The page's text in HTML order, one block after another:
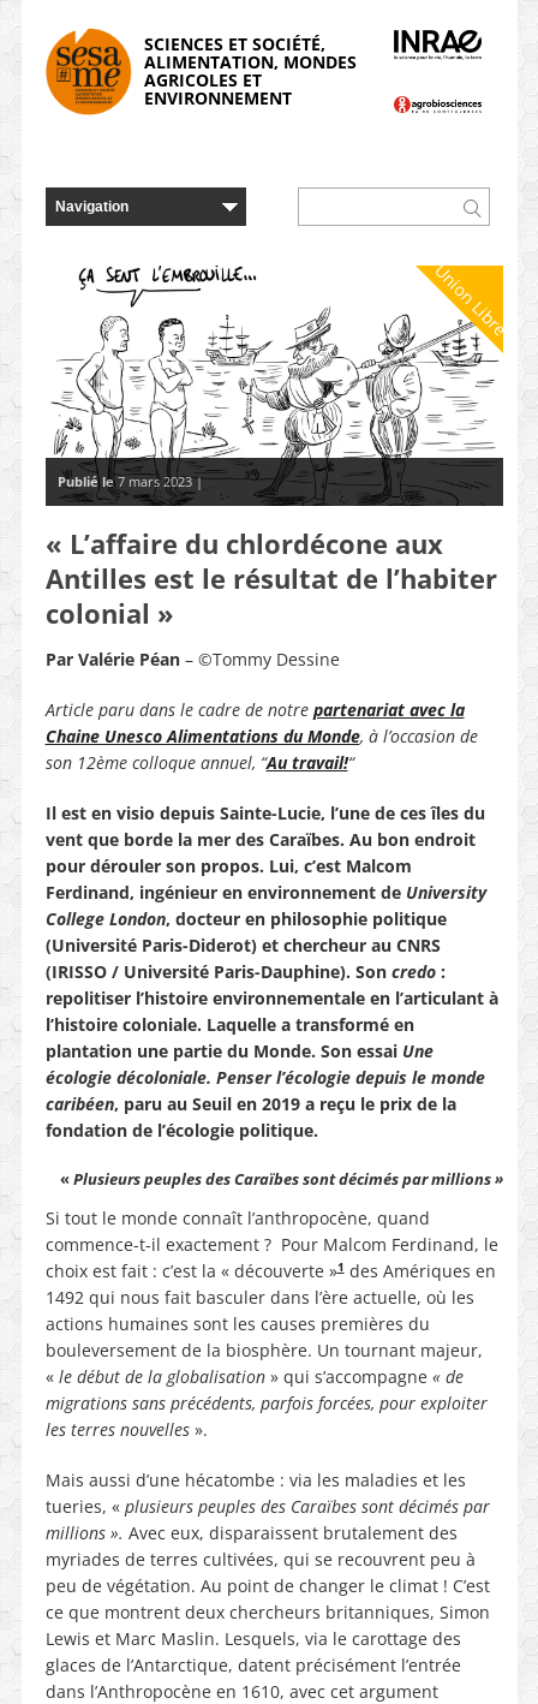
SCIENCES ET SOCIÉTÉ,
ALIMENTATION, MONDES
AGRICOLES ET
ENVIRONNEMENT
Union Libre
Publié le7 mars 2023 |
« L’affaire du chlordécone aux
Antilles est le résultat de l’habiter
colonial »
Par Valérie Péan– ©Tommy Dessine
Article paru dans le cadre de notre partenariat avec la
Chaine Unesco Alimentations du Monde, à l’occasion de
son 12ème colloque annuel, “Au travail!“
Il est en visio depuis Sainte-Lucie, l’une de ces îles du
vent que borde la mer des Caraïbes. Au bon endroit
pour dérouler son propos. Lui, c’est Malcom
Ferdinand, ingénieur en environnement de University
College London, docteur en philosophie politique
(Université Paris-Diderot) et chercheur au CNRS
(IRISSO / Université Paris-Dauphine). Son credo:
repolitiser l’histoire environnementale en l’articulant à
l’histoire coloniale. Laquelle a transformé en
plantation une partie du Monde. Son essai Une
écologie décoloniale. Penser l’écologie depuis le monde
caribéen, paru au Seuil en 2019 a reçu le prix de la
fondation de l’écologie politique.
«Plusieurs peuples des Caraïbes sont décimés par millions »
Si tout le monde connaît l’anthropocène, quand
commence-t-il exactement ? Pour Malcom Ferdinand, le
choix est fait : c’est la « découverte »1des Amériques en
1492 qui nous fait basculer dans l’ère actuelle, où les
actions humaines sont les causes premières du
bouleversement de la biosphère. Un tournant majeur,
« le début de la globalisation » qui s’accompagne« de
migrations sans précédents, parfois forcées, pour exploiter
les terres nouvelles ».
Mais aussi d’une hécatombe : via les maladies et les
tueries, « plusieurs peuples des Caraïbes sont décimés par
millions ». Avec eux, disparaissent brutalement des
myriades de terres cultivées, qui se recouvrent peu à
peu de végétation. Au point de changer le climat ! C’est
ce que montrent deux chercheurs britanniques, Simon
Lewis et Marc Maslin. Lesquels, via le carottage des
glaces de l’Antarctique, datent précisément l’entrée
dans l’Anthropocène en 1610, avec cet argument